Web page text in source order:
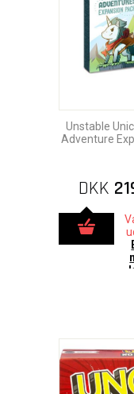
Unstable
Adventure
DKK